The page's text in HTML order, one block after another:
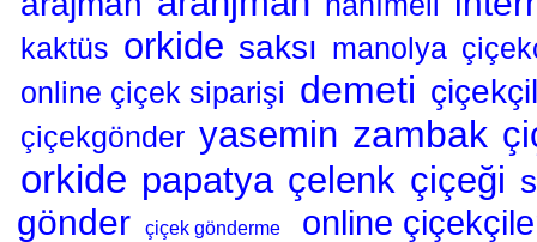
kaktüs orkide saksı manolya
online çiçek siparişi demeti
çiçekgönder yasemin zambak
orkide papatya çelenk çiçeği
gönder çiçek gönderme online